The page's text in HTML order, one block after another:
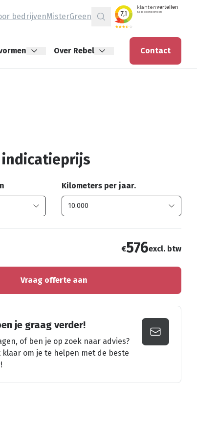
bedrijvenMisterGreen
Zoeken
Over Rebel Contact
indicatieprijs
Kilometers per jaar.
€576excl. btw
Vraag offerte aan
je graag verder!
of ben je op zoek naar advies?
klaar om je te helpen met de beste